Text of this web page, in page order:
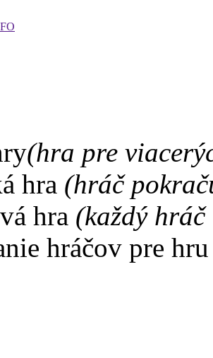
(hra pre
hra (hráč
hra (každý
hráčov pre hru